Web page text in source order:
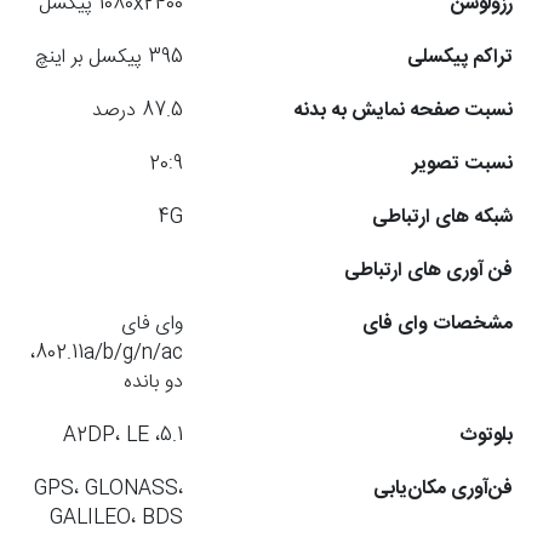
تراکم پیکسلی
395 پیکسل بر اینچ
نسبت صفحه نمایش به بدنه
87.5 درصد
نسبت تصویر
20:9
شبکه های ارتباطی
4G
فن آوری های ارتباطی
مشخصات وای فای
وای فای
802.11a/b/g/n/ac،
دو بانده
بلوتوث
5.1، A2DP، LE
فن‌آوری مکان‌یابی
GPS، GLONASS،
GALILEO، BDS